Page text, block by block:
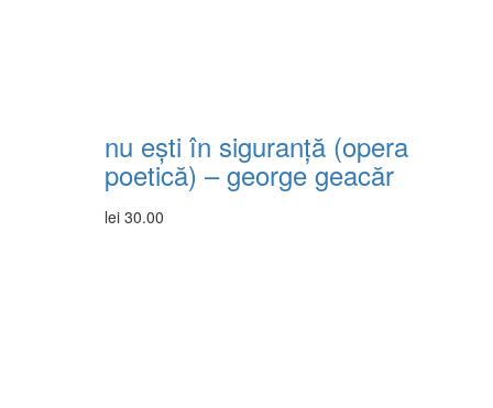
nu ești în siguranță (opera
poetică) – george geacăr
lei 30.00